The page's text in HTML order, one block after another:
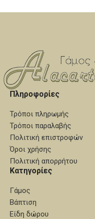
Πληροφορίες
Τρόποι πληρωμής
Τρόποι παραλαβής
Πολιτική επιστροφών
Όροι χρήσης
Πολιτική απορρήτου
Κατηγορίες
Γάμος
Βάπτιση
Είδη δώρου